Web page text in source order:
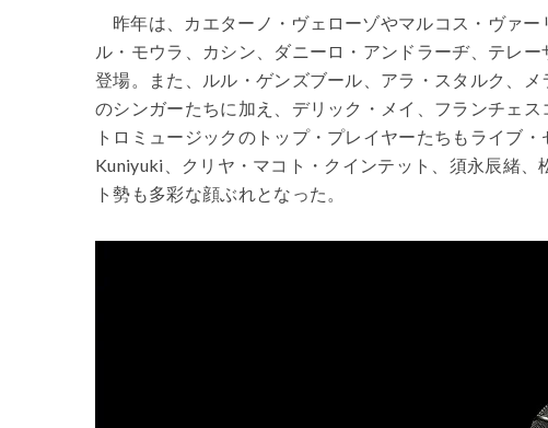
昨年は、カエターノ・ヴェローゾやマルコス・ヴァ
ル・モウラ、カシン、ダニーロ・アンドラーヂ、テレ
登場。また、ルル・ゲンズブール、アラ・スタルク、
のシンガーたちに加え、デリック・メイ、フランチェ
トロミュージックのトップ・プレイヤーたちもライブ
Kuniyuki、クリヤ・マコト・クインテット、須永辰緒
ト勢も多彩な顔ぶれとなった。